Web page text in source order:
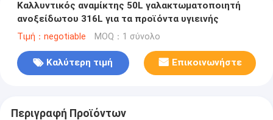
Καλλυντικός αναμίκτης 50L γαλακτωματοποιητή
ανοξείδωτου 316L για τα προϊόντα υγιεινής
Τιμή：negotiable MOQ：1 σύνολο
Καλύτερη τιμή Επικοινωνήστε
Περιγραφή Προϊόντων